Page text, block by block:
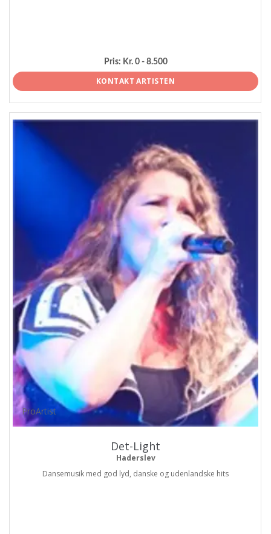
Pris: Kr. 0 - 8.500
KONTAKT ARTISTEN
ProArtist
Det-Light
Haderslev
Dansemusik med god lyd, danske og udenlandske hits